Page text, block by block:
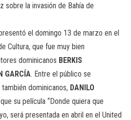
sobre la invasión de Bahía de
el domingo 13 de marzo en el
Cultura, que fue muy bien
dominicanos BERKIS
GARCÍA. Entre el público se
dominicanos, DANILO
su película “Donde quiera que
será presentada en abril en el United